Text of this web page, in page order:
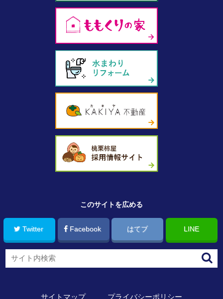
このサイトを広める
Twitter Facebook はてブ LINE
サイトマップ プライバシーポリシー